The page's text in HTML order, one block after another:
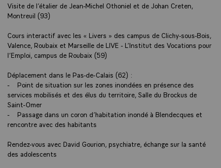
Visite de l’étalier de Jean-Michel Othoniel et de Johan Creten,
Montreuil (93)
Cours interactif avec les « Livers » des campus de Clichy-sous-Bois,
Valence, Roubaix et Marseille de LIVE - L’Institut des Vocations pour
l’Emploi, campus de Roubaix (59)
Déplacement dans le Pas-de-Calais (62) :
- Point de situation sur les zones inondées en présence des
services mobilisés et des élus du territoire, Salle du Brockus de
Saint-Omer
- Passage dans un coron d’habitation inondé à Blendecques et
rencontre avec des habitants
Rendez-vous avec David Gourion, psychiatre, échange sur la santé
des adolescents